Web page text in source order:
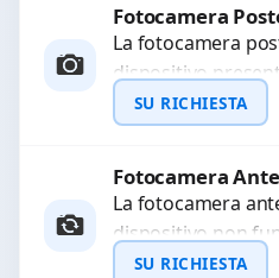
Richiedi
Fotocamera
La fotocamera
dispositivo
Interveniamo
immagini sfocate,
SU RICHIESTA
Richiedi
Fotocamera
La fotocamera
dispositivo non
sostituiamo
SU RICHIESTA